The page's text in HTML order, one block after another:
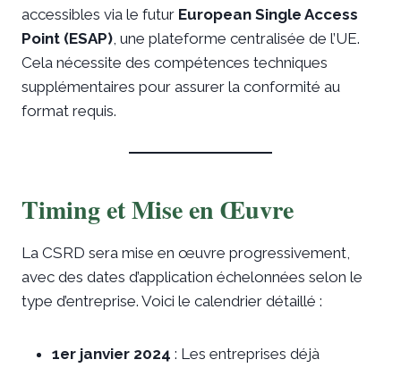
accessibles via le futur European Single Access
Point (ESAP), une plateforme centralisée de l’UE.
Cela nécessite des compétences techniques
supplémentaires pour assurer la conformité au
format requis.
Timing et Mise en Œuvre
La CSRD sera mise en œuvre progressivement,
avec des dates d’application échelonnées selon le
type d’entreprise. Voici le calendrier détaillé :
1er janvier 2024 : Les entreprises déjà